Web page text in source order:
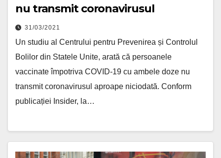
nu transmit coronavirusul
31/03/2021
Un studiu al Centrului pentru Prevenirea și Controlul
Bolilor din Statele Unite, arată că persoanele
vaccinate împotriva COVID-19 cu ambele doze nu
transmit coronavirusul aproape niciodată. Conform
publicației Insider, la…